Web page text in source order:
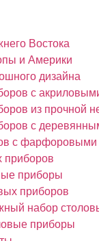
Востока
и Америки
дизайна
с
из прочной
с
с фарфоровыми
приборов
приборы
приборов
набор
приборы